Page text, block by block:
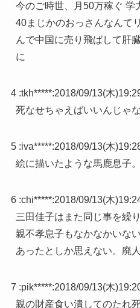
今のご時世、月50万稼ぐ 学
40まじかのおっさんなんて
んで中国に売り飛ばして肝
に
4 :tkh*****:2018/09/13(木
死なせちゃえばいいんじゃ
5 :iva*****:2018/09/13(木
絵に描いたような馬鹿息子
6 :chi*****:2018/09/13(木
三田佳子はまた同じ事を繰
親不孝息子もなかなかいな
あったとしか思えない。廃
7 :pik*****:2018/09/13(木
親の財産食い潰してのたれ